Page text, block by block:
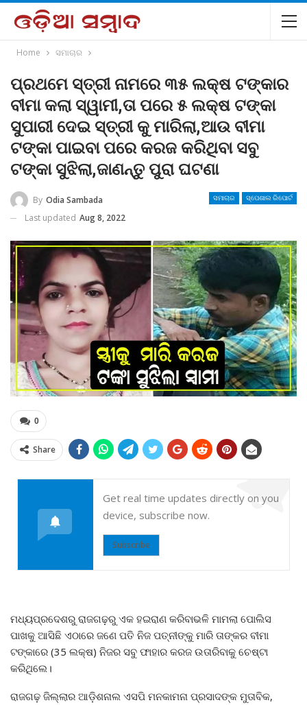
Home ସମାଚାର
ପ୍ରଥମେ ସ୍ତ୍ରୀ ନାମରେ ୩୫ ଲକ୍ଷ ଟଙ୍କାର
ବୀମା କଲା ସ୍ୱାମୀ,ତା ପରେ ୫ ଲକ୍ଷ ଟଙ୍କା
ସୁପାରୀ ଦେଇ ସ୍ତ୍ରୀ କୁ ମାରିଲା,ଆଉ ବୀମା
ଟଙ୍କା ପାଇବା ପରେ କରଜ କରିଥିବା ସବୁ
ଟଙ୍କା ସୁଝିଲା,ଜାଣନ୍ତୁ ପୁରା ଘଟଣା
ସମାଚାର ସ୍ପେଶାଲ ରିପୋର୍ଟ
By Odia Sambada
Last updated Aug 8, 2022
0
Share
Get real time updates directly on you
device, subscribe now.
Subscribe
ମଧ୍ୟପ୍ରଦେଶରୁ ରାଜଗଢ଼ରୁ ଏକ ହଇରାଣ କରିବାଭଳି ମାମଲା ପୋଲିସ
ପାଖକୁ ଆସିଛି ଏଠାରେ ଜଣେ ପତି ନିଜ ପତ୍ନୀଙ୍କୁ ମାରି ତାଙ୍କର ବୀମା
ଟଙ୍କାରେ (35 ଲକ୍ଷ) ନିଜର ସବୁ ଫାହାର କରଜ ଉତାରିବାକୁ ଚେଷ୍ଟା
କରିଥିଲେ।
ରାଜଗଢ଼ ଜିଲ୍ଲାର ଆଡ଼ିଶନାଲ ଏସପି ମନକାମନା ପ୍ରସାଦଙ୍କ ମୁତାବିକ,